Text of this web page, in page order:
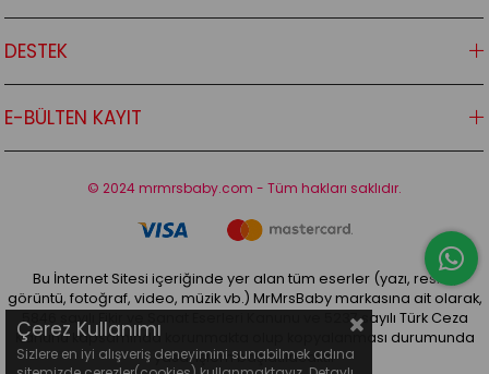
DESTEK
E-BÜLTEN KAYIT
© 2024 mrmrsbaby.com - Tüm hakları saklıdır.
Bu İnternet Sitesi içeriğinde yer alan tüm eserler (yazı, resim,
görüntü, fotoğraf, video, müzik vb.) MrMrsBaby markasına ait olarak,
5846 sayılı Fikir ve Sanat Eserleri Kanunu ve 5237 sayılı Türk Ceza
Kanunu kapsamında korunmakta olup kopyalanması durumunda
yasal işlem başlatılacaktır
Çerez Kullanımı
Sizlere en iyi alışveriş deneyimini sunabilmek adına